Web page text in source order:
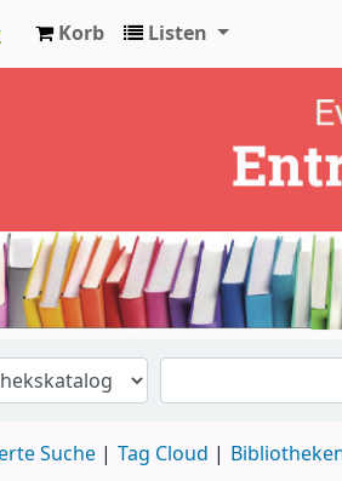
Entringen
Korb Listen
Suche Tag Cloud